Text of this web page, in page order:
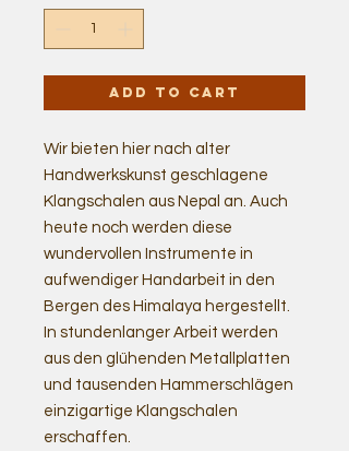
Add to Cart
Wir bieten hier nach alter
Handwerkskunst geschlagene
Klangschalen aus Nepal an. Auch
heute noch werden diese
wundervollen Instrumente in
aufwendiger Handarbeit in den
Bergen des Himalaya hergestellt.
In stundenlanger Arbeit werden
aus den glühenden Metallplatten
und tausenden Hammerschlägen
einzigartige Klangschalen
erschaffen.